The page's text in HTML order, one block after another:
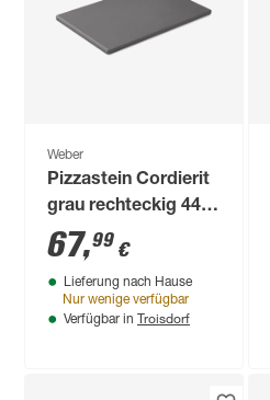
Weber
Pizzastein Cordierit
grau rechteckig 44 x
30 cm
67,99 €
Lieferung nach Hause
Nur wenige verfügbar
Verfügbar in Troisdorf